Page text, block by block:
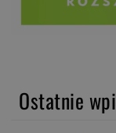
Ostatnie